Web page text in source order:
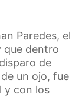
Paredes, el
que dentro
de
un ojo, fue
y con los